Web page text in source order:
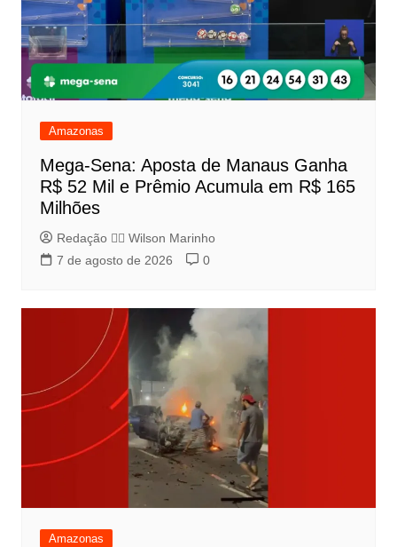
Amazonas
Mega-Sena: Aposta de Manaus Ganha
R$ 52 Mil e Prêmio Acumula em R$ 165
Milhões
Redação 👨‍⚖️​ Wilson Marinho
7 de agosto de 2026
0
Amazonas